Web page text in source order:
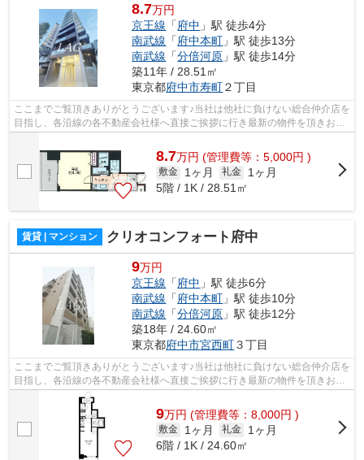
8.7万円
京王線 「府中 」駅 徒歩4分
南武線 「府中本町 」駅 徒歩13分
南武線 「分倍河原 」駅 徒歩14分
築11年 / 28.51㎡
東京都府中市寿町２丁目
ここまでご覧頂きありがとうございます♪当社は他社に負けない総合仲介店を
目指し、各沿線の各不動産会社様へ直接ご挨拶に行き最新の物件を頂きお客
8.7万円 (管理費等：5,000円 )
敷金 1ヶ月 礼金
1ヶ月
5階 / 1K / 28.51㎡
賃貸 | マンション クリオコンフォート府中
9万円
京王線 「府中 」駅 徒歩6分
南武線 「府中本町 」駅 徒歩10分
南武線 「分倍河原 」駅 徒歩12分
築18年 / 24.60㎡
東京都府中市宮西町３丁目
ここまでご覧頂きありがとうございます♪当社は他社に負けない総合仲介店を
目指し、各沿線の各不動産会社様へ直接ご挨拶に行き最新の物件を頂きお客
様へ提供しております！最新の情報は...
9万円 (管理費等：8,000円 )
敷金 1ヶ月 礼金
1ヶ月
6階 / 1K / 24.60㎡